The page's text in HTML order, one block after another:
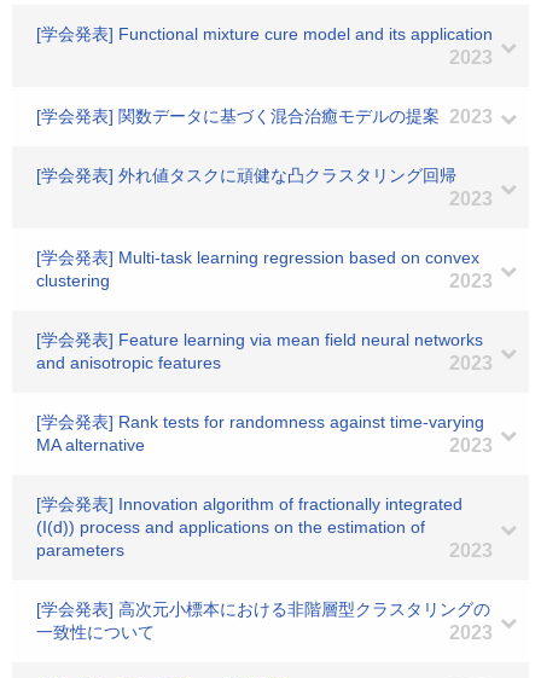
[学会発表] Functional mixture cure model and its application
2023
[学会発表] 関数データに基づく混合治癒モデルの提案 2023
[学会発表] 外れ値タスクに頑健な凸クラスタリング回帰
2023
[学会発表] Multi-task learning regression based on convex
clustering
2023
[学会発表] Feature learning via mean field neural networks
and anisotropic features
2023
[学会発表] Rank tests for randomness against time-varying
MA alternative
2023
[学会発表] Innovation algorithm of fractionally integrated
(I(d)) process and applications on the estimation of
parameters
2023
[学会発表] 高次元小標本における非階層型クラスタリングの
一致性について
2023